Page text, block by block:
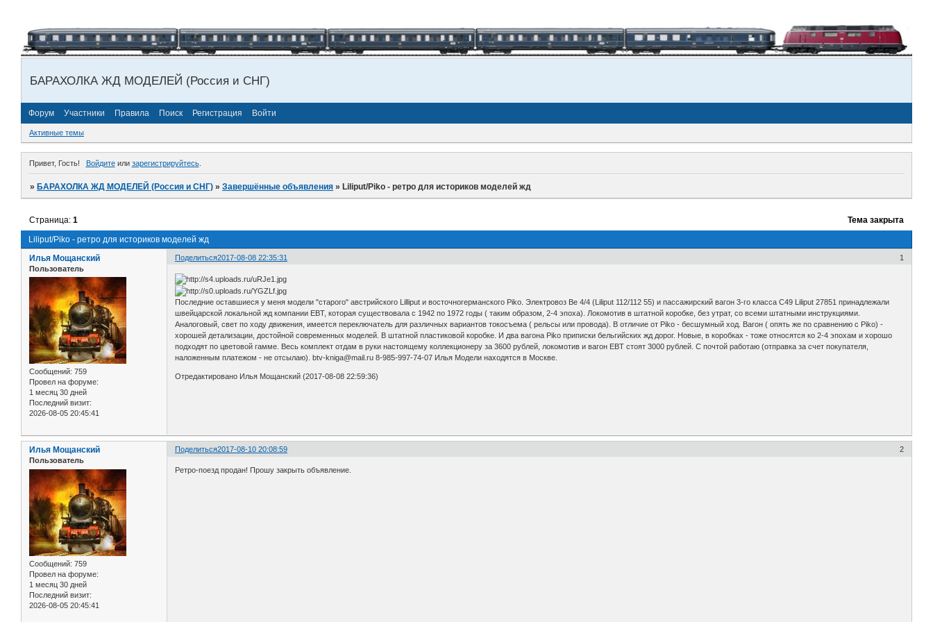
БАРАХОЛКА ЖД МОДЕЛЕЙ (Россия и СНГ)
Форум Участники Правила Поиск Регистрация Войти
Активные темы
Привет, Гость! Войдитеили зарегистрируйтесь.
»БАРАХОЛКА ЖД МОДЕЛЕЙ (Россия и СНГ) »Завершённые объявления »Liliput/Piko - ретро для историков моделей жд
Liliput/Piko - ретро для историков моделей жд
Страница:1 Тема закрыта
Поделиться 1
2017-08-08 22:35:31
Илья Мощанский
Пользователь
Сообщений: 759
Провел на форуме:
1 месяц 30 дней
Последний визит:
2026-08-05 20:45:41
Последние оставшиеся у меня модели "старого" австрийского Lilliput и восточногерманского Piko. Электровоз Be 4/4 (Liliput 112/112 55) и пассажирский вагон 3-го класса C49 Liliput 27851 принадлежали
швейцарской локальной жд компании EBT, которая существовала с 1942 по 1972 годы ( таким образом, 2-4 эпоха). Локомотив в штатной коробке, без утрат, со всеми штатными инструкциями.
Аналоговый, свет по ходу движения, имеется переключатель для различных вариантов токосъема ( рельсы или провода). В отличие от Piko - бесшумный ход. Вагон ( опять же по сравнению с Piko) -
хорошей детализации, достойной современных моделей. В штатной пластиковой коробке. И два вагона Piko приписки бельгийских жд дорог. Новые, в коробках - тоже относятся ко 2-4 эпохам и хорошо
подходят по цветовой гамме. Весь комплект отдам в руки настоящему коллекционеру за 3600 рублей, локомотив и вагон EBT стоят 3000 рублей. С почтой работаю (отправка за счет покупателя,
наложенным платежом - не отсылаю). btv-kniga@mail.ru 8-985-997-74-07 Илья Модели находятся в Москве.
Отредактировано Илья Мощанский (2017-08-08 22:59:36)
Поделиться 2
2017-08-10 20:08:59
Илья Мощанский
Пользователь
Сообщений: 759
Провел на форуме:
1 месяц 30 дней
Последний визит:
2026-08-05 20:45:41
Ретро-поезд продан! Прошу закрыть объявление.